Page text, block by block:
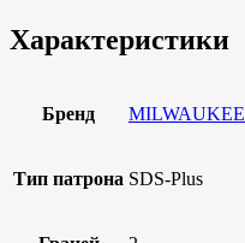
Характеристики
Бренд MILWAUKEE
Тип патрона SDS-Plus